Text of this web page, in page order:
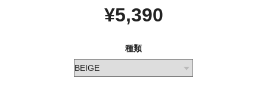
¥5,390
種類